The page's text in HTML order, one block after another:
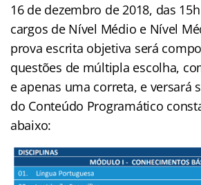
16 de dezembro de 2018, das
cargos de Nível Médio e Nível
prova escrita objetiva será
questões de múltipla escolha,
e apenas uma correta, e versará
do Conteúdo Programático
abaixo: